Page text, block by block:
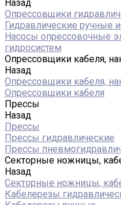
Назад
Опрессовщики
Гидравлические ручные
Насосы опрессовочные
гидросистем
Опрессовщики кабеля,
Назад
Опрессовщики кабеля,
Опрессовщики кабеля
Прессы
Назад
Прессы
Прессы гидравлические
Прессы
Секторные ножницы,
Назад
Секторные ножницы,
Кабелерезы